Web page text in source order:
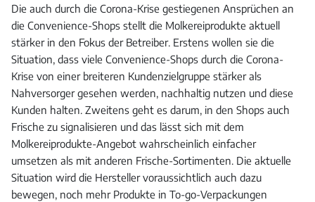
Die auch durch die Corona-Krise gestiegenen Ansprüchen an
die Convenience-Shops stellt die Molkereiprodukte aktuell
stärker in den Fokus der Betreiber. Erstens wollen sie die
Situation, dass viele Convenience-Shops durch die Corona-
Krise von einer breiteren Kundenzielgruppe stärker als
Nahversorger gesehen werden, nachhaltig nutzen und diese
Kunden halten. Zweitens geht es darum, in den Shops auch
Frische zu signalisieren und das lässt sich mit dem
Molkereiprodukte-Angebot wahrscheinlich einfacher
umsetzen als mit anderen Frische-Sortimenten. Die aktuelle
Situation wird die Hersteller voraussichtlich auch dazu
bewegen, noch mehr Produkte in To-go-Verpackungen